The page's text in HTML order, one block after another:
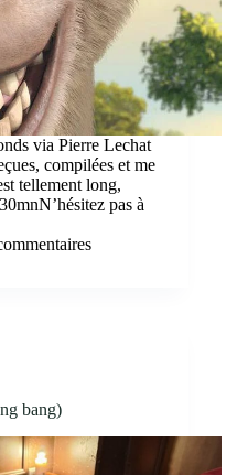
via Pierre Lechat
compilées et me
tellement long,
pas à
bang)